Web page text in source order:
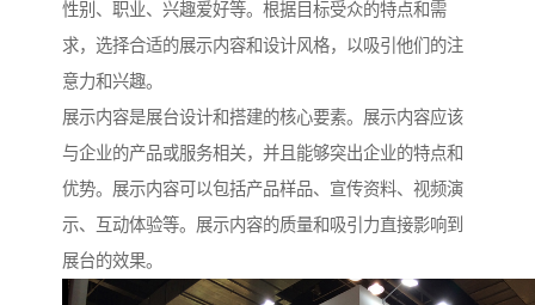
性别、职业、兴趣爱好等。根据目标受众的特点和需
求，选择合适的展示内容和设计风格，以吸引他们的注
意力和兴趣。
展示内容是展台设计和搭建的核心要素。展示内容应该
与企业的产品或服务相关，并且能够突出企业的特点和
优势。展示内容可以包括产品样品、宣传资料、视频演
示、互动体验等。展示内容的质量和吸引力直接影响到
展台的效果。